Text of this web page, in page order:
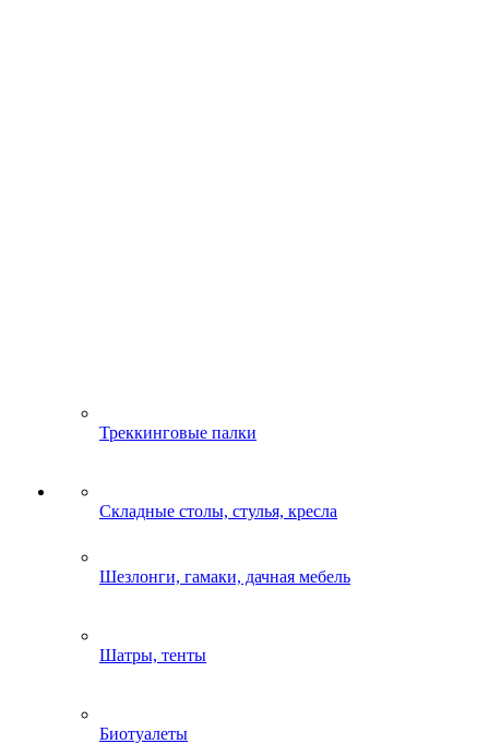
Треккинговые палки
Складные столы, стулья, кресла
Шезлонги, гамаки, дачная мебель
Шатры, тенты
Биотуалеты